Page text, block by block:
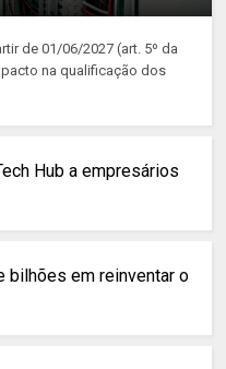
de 01/06/2027 (art. 5º da
na qualificação dos
Hub a empresários
bilhões em reinventar o